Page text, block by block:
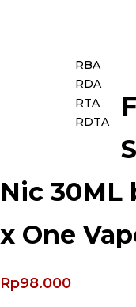
RBA
RDA
RTA
RDTA
Nic 30ML
x One
Rp98.000